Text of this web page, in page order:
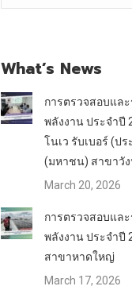
What’s News
การตรวจสอบแล
พลังงาน ประจำปี
โนเว รับเบอร์ (ปร
(มหาชน) สาขาวั
March 20, 2026
การตรวจสอบแล
พลังงาน ประจำปี
สาขาหาดใหญ่
March 17, 2026